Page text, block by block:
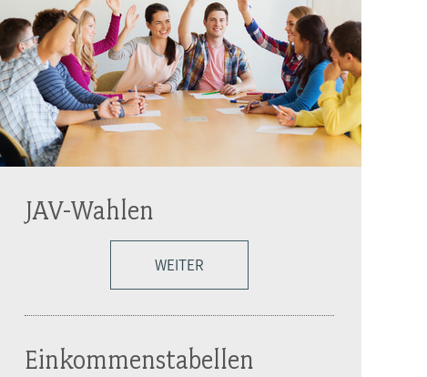
JAV-Wahlen
WEITER
Einkommenstabellen